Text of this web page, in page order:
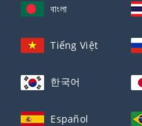
বাংলা
Tiếng Việt
한국어
Español